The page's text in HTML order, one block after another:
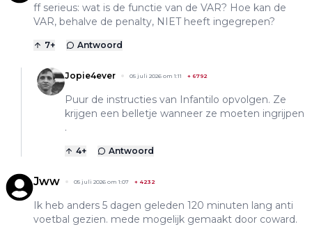
ff serieus: wat is de functie van de VAR? Hoe kan de
VAR, behalve de penalty, NIET heeft ingegrepen?
7+ Antwoord
Jopie4ever 05 juli 2026 om 1:11 + 6792
Puur de instructies van Infantilo opvolgen. Ze
krijgen een belletje wanneer ze moeten ingrijpen
.
4+ Antwoord
Jww 05 juli 2026 om 1:07 + 4232
Ik heb anders 5 dagen geleden 120 minuten lang anti
voetbal gezien. mede mogelijk gemaakt door coward.